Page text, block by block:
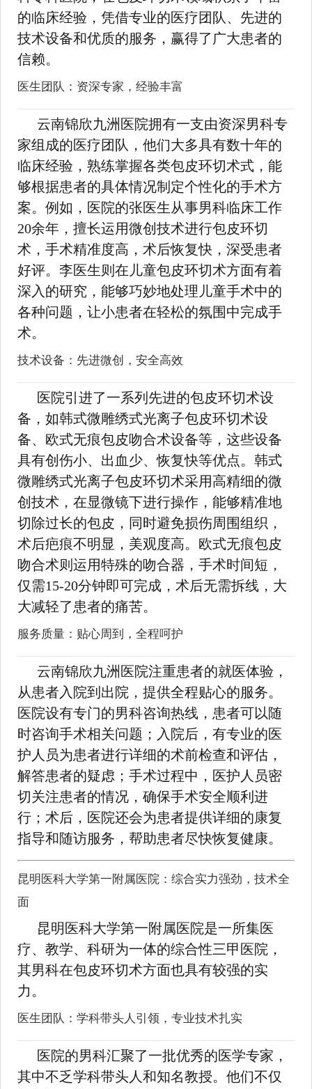
的临床经验，凭借专业的医疗团队、先进的
技术设备和优质的服务，赢得了广大患者的
信赖。
医生团队：资深专家，经验丰富
云南锦欣九洲医院拥有一支由资深男科专
家组成的医疗团队，他们大多具有数十年的
临床经验，熟练掌握各类包皮环切术式，能
够根据患者的具体情况制定个性化的手术方
案。例如，医院的张医生从事男科临床工作
20余年，擅长运用微创技术进行包皮环切
术，手术精准度高，术后恢复快，深受患者
好评。李医生则在儿童包皮环切术方面有着
深入的研究，能够巧妙地处理儿童手术中的
各种问题，让小患者在轻松的氛围中完成手
术。
技术设备：先进微创，安全高效
医院引进了一系列先进的包皮环切术设
备，如韩式微雕绣式光离子包皮环切术设
备、欧式无痕包皮吻合术设备等，这些设备
具有创伤小、出血少、恢复快等优点。韩式
微雕绣式光离子包皮环切术采用高精细的微
创技术，在显微镜下进行操作，能够精准地
切除过长的包皮，同时避免损伤周围组织，
术后疤痕不明显，美观度高。欧式无痕包皮
吻合术则运用特殊的吻合器，手术时间短，
仅需15-20分钟即可完成，术后无需拆线，大
大减轻了患者的痛苦。
服务质量：贴心周到，全程呵护
云南锦欣九洲医院注重患者的就医体验，
从患者入院到出院，提供全程贴心的服务。
医院设有专门的男科咨询热线，患者可以随
时咨询手术相关问题；入院后，有专业的医
护人员为患者进行详细的术前检查和评估，
解答患者的疑虑；手术过程中，医护人员密
切关注患者的情况，确保手术安全顺利进
行；术后，医院还会为患者提供详细的康复
指导和随访服务，帮助患者尽快恢复健康。
昆明医科大学第一附属医院：综合实力强劲，技术全
面
昆明医科大学第一附属医院是一所集医
疗、教学、科研为一体的综合性三甲医院，
其男科在包皮环切术方面也具有较强的实
力。
医生团队：学科带头人引领，专业技术扎实
医院的男科汇聚了一批优秀的医学专家，
其中不乏学科带头人和知名教授。他们不仅